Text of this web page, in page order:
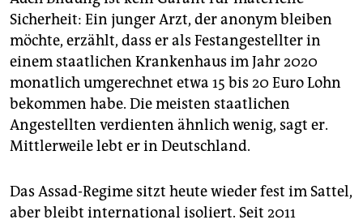
Sicherheit: Ein junger Arzt, der anonym bleiben
möchte, erzählt, dass er als Festangestellter in
einem staatlichen Krankenhaus im Jahr 2020
monatlich umgerechnet etwa 15 bis 20 Euro Lohn
bekommen habe. Die meisten staatlichen
Angestellten verdienten ähnlich wenig, sagt er.
Mittlerweile lebt er in Deutschland.
Das Assad-Regime sitzt heute wieder fest im Sattel,
aber bleibt international isoliert. Seit 2011